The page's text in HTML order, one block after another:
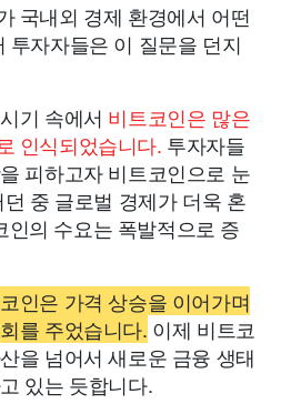
국내외 경제 환경에서 어떤
투자자들은 이 질문을 던지
기 속에서 비트코인은 많은
인식되었습니다. 투자자들
피하고자 비트코인으로 눈
중 글로벌 경제가 더욱 혼
인의 수요는 폭발적으로 증
인은 가격 상승을 이어가며
를 주었습니다. 이제 비트코
을 넘어서 새로운 금융 생태
있는 듯합니다.